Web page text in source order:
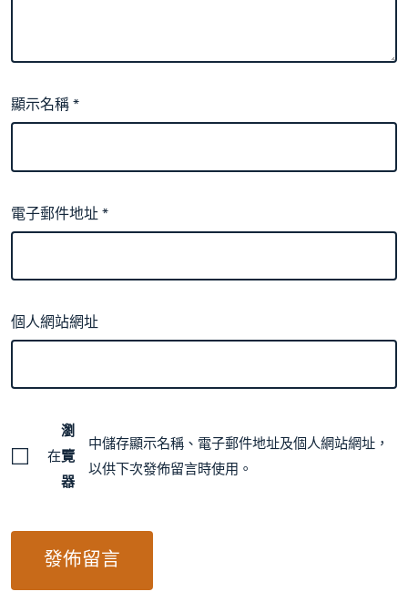
顯示名稱*
電子郵件地址*
個人網站網址
在
瀏
覽
器
中儲存顯示名稱、電子郵件地址及個人網站網址，
以供下次發佈留言時使用。